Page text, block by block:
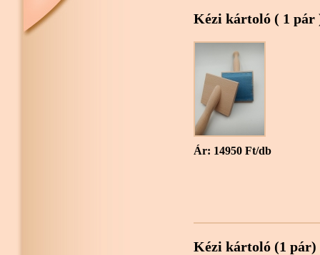
Kézi kártoló ( 1 pár
Ár: 14950 Ft/db
Kézi kártoló (1 pár)